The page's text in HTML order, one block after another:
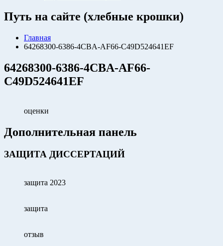
Путь на сайте (хлебные крошки)
Главная
64268300-6386-4CBA-AF66-C49D524641EF
64268300-6386-4CBA-AF66-
C49D524641EF
оценки
Дополнительная панель
ЗАЩИТА ДИССЕРТАЦИЙ
защита 2023
защита
отзыв